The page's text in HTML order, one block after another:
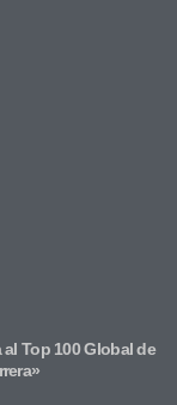
al Top 100 Global de